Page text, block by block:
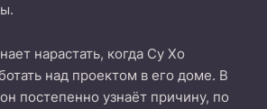
нарастать, когда Су Хо
над проектом в его доме. В
постепенно узнаёт причину, по